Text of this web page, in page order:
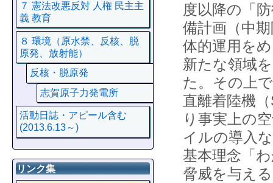
度以降の「
備計画（中
体的運用を
新たな領域
た。その上
直離着陸機
り事実上の
イルの導入
基本理念「
脅威を与え
７ 憲法改悪反対 人権 民主主
義 教育
８ 環境（原水禁、反核、脱
原発、放射能）
反核・脱原発
志賀原子力発電所
活動日誌・アピール含む
(2013.6.13～)
リンク集